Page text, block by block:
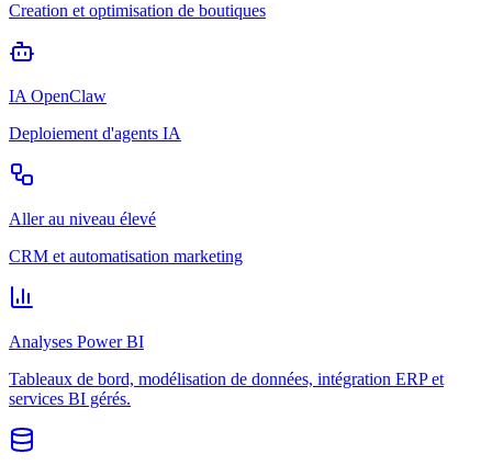
Creation et optimisation de boutiques
IA OpenClaw
Deploiement d'agents IA
Aller au niveau élevé
CRM et automatisation marketing
Analyses Power BI
Tableaux de bord, modélisation de données, intégration ERP et
services BI gérés.